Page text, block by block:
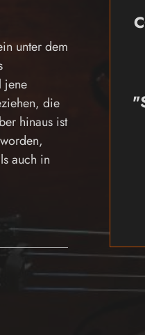
unter dem
jene
die
hinaus ist
auch in